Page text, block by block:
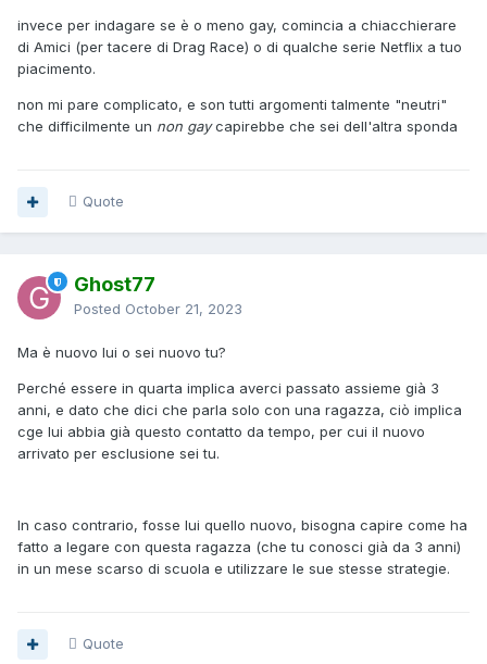
invece per indagare se è o meno gay, comincia a chiacchierare
di Amici (per tacere di Drag Race) o di qualche serie Netflix a tuo
piacimento.
non mi pare complicato, e son tutti argomenti talmente "neutri"
che difficilmente un non gaycapirebbe che sei dell'altra sponda
Quote
Ghost77
Posted October 21, 2023
Ma è nuovo lui o sei nuovo tu?
Perché essere in quarta implica averci passato assieme già 3
anni, e dato che dici che parla solo con una ragazza, ciò implica
cge lui abbia già questo contatto da tempo, per cui il nuovo
arrivato per esclusione sei tu.
In caso contrario, fosse lui quello nuovo, bisogna capire come ha
fatto a legare con questa ragazza (che tu conosci già da 3 anni)
in un mese scarso di scuola e utilizzare le sue stesse strategie.
Quote